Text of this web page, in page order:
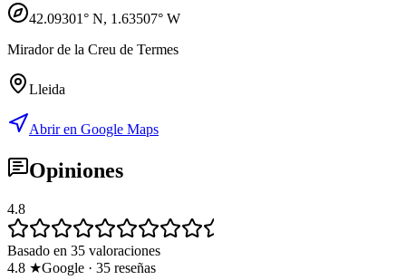
42.09301° N, 1.63507° W
Mirador de la Creu de Termes
Lleida
Abrir en Google Maps
Opiniones
4.8
Basado en 35 valoraciones
4.8 ★Google · 35 reseñas